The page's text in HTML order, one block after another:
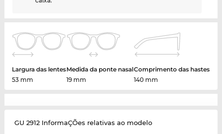
Largura das lentes
53 mm
Medida da ponte nasal
19 mm
Comprimento das hastes
140 mm
GU 2912 InformaÇÕes relativas ao modelo